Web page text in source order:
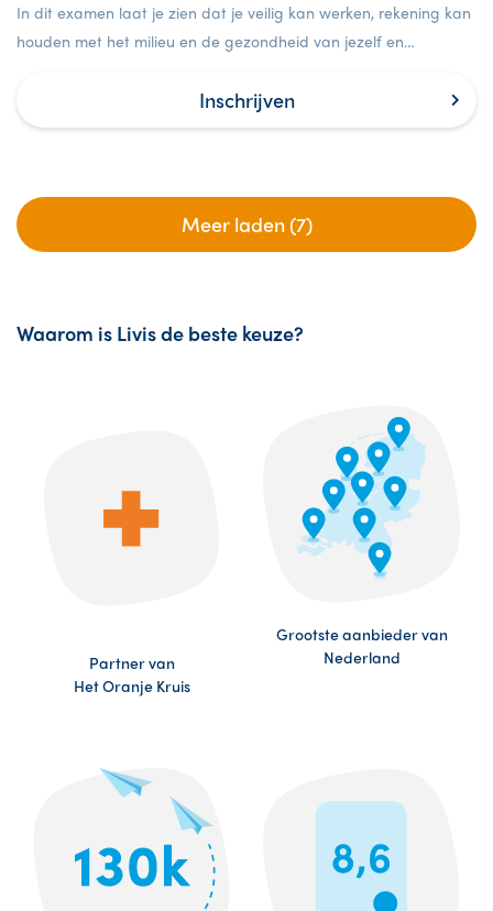
In dit examen laat je zien dat je veilig kan werken, rekening kan
houden met het milieu en de gezondheid van jezelf en
Inschrijven
Meer laden (7)
Waarom is Livis de beste keuze?
Partner van
Het Oranje Kruis
Grootste aanbieder van
Nederland